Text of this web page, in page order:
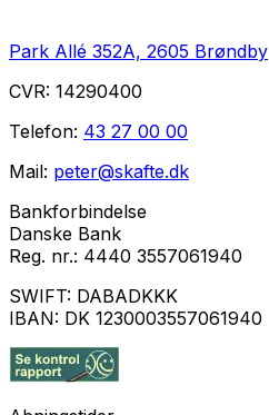
Park Allé 352A, 2605 Brøndby
CVR: 14290400
Telefon: 43 27 00 00
Mail: peter@skafte.dk
Bankforbindelse
Danske Bank
Reg. nr.: 4440 3557061940
SWIFT: DABADKKK
IBAN: DK 1230003557061940